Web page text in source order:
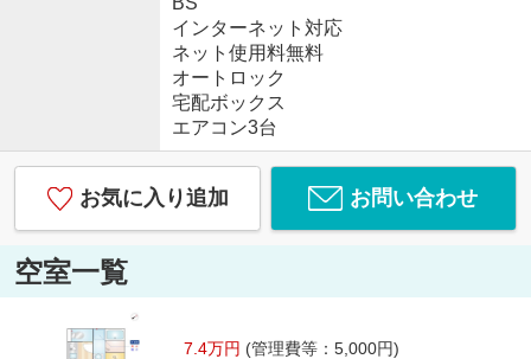
インターネット対応
ネット使用料無料
オートロック
宅配ボックス
エアコン3台
お気に入り追加 お問い合わせ
空室一覧
7.4万円 (管理費等：5,000円)